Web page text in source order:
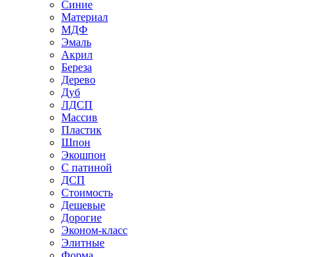
Синие
Материал
МДФ
Эмаль
Акрил
Береза
Дерево
Дуб
ЛДСП
Массив
Пластик
Шпон
Экошпон
С патиной
ДСП
Стоимость
Дешевые
Дорогие
Эконом-класс
Элитные